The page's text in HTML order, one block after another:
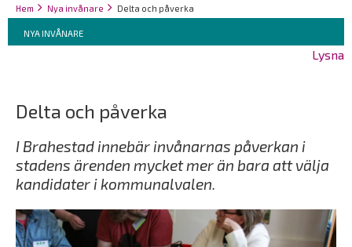
Länkstigar
You
here:
Hem Nya invånare Delta och påverka
Breadcrumbs
You
are
NYA INVÅNARE
Lysna
Delta och påverka
I Brahestad innebär invånarnas påverkan i
stadens ärenden mycket mer än bara att välja
kandidater i kommunalvalen.